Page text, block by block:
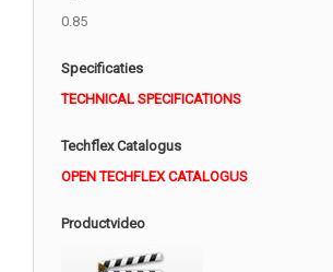
0.85
Specificaties
TECHNICAL SPECIFICATIONS
Techflex Catalogus
OPEN TECHFLEX CATALOGUS
Productvideo